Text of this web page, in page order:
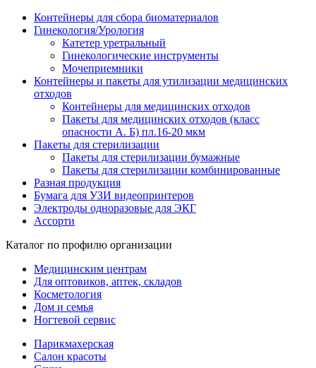
Контейнеры для сбора биоматериалов
Гинекология/Урология
Катетер уретральный
Гинекологические инструменты
Мочеприемники
Контейнеры и пакеты для утилизации медицинских
отходов
Контейнеры для медицинских отходов
Пакеты для медицинских отходов (класс
опасности А. Б) пл.16-20 мкм
Пакеты для стерилизации
Пакеты для стерилизации бумажные
Пакеты для стерилизации комбинированные
Разная продукция
Бумага для УЗИ видеопринтеров
Электроды одноразовые для ЭКГ
Ассорти
Каталог по профилю организации
Медицинским центрам
Для оптовиков, аптек, складов
Косметология
Дом и семья
Ногтевой сервис
Парикмахерская
Салон красоты